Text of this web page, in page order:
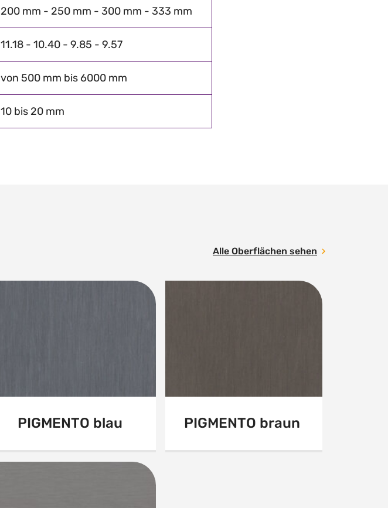
200 mm - 250 mm - 300 mm - 333 mm
11.18 - 10.40 - 9.85 - 9.57
von 500 mm bis 6000 mm
10 bis 20 mm
Alle Oberflächen sehen
PIGMENTO blau PIGMENTO braun